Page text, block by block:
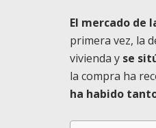
El mercado de
primera vez, la
vivienda y se
la compra ha
ha habido